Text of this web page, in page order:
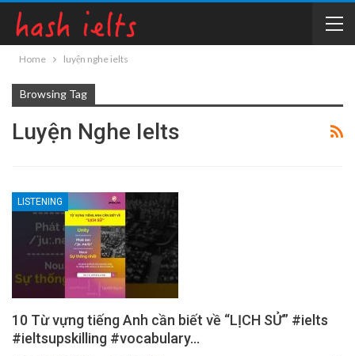
Home luyện nghe ielts
Browsing Tag
Luyện Nghe Ielts
LISTENING
10 Từ vựng tiếng Anh cần biết về “LỊCH SỬ” #ielts
#ieltsupskilling #vocabulary…